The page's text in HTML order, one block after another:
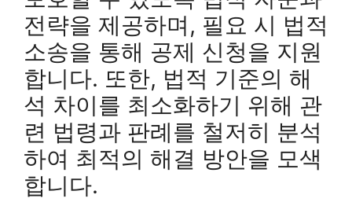
전략을 제공하며, 필요 시 법적
소송을 통해 공제 신청을 지원
합니다. 또한, 법적 기준의 해
석 차이를 최소화하기 위해 관
련 법령과 판례를 철저히 분석
하여 최적의 해결 방안을 모색
합니다.